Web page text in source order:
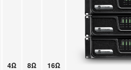
4Ω 8Ω 16Ω